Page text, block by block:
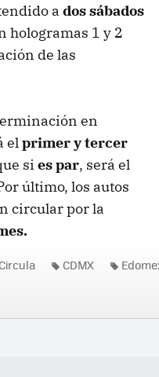
a dos sábados
hologramas 1 y 2
de las
en
elprimer y tercer
si es par, será el
último, los autos
circular por la
CDMX